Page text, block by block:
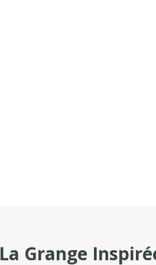
La Grange